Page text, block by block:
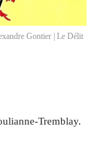
Gontier | Le Délit
Tremblay.